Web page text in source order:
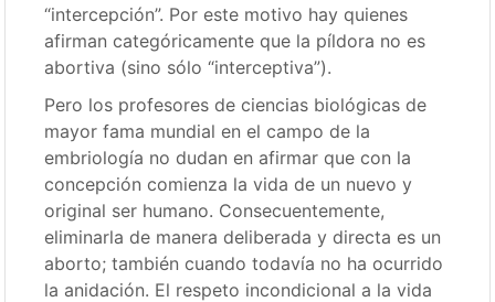
“intercepción”. Por este motivo hay quienes
afirman categóricamente que la píldora no es
abortiva (sino sólo “interceptiva”).
Pero los profesores de ciencias biológicas de
mayor fama mundial en el campo de la
embriología no dudan en afirmar que con la
concepción comienza la vida de un nuevo y
original ser humano. Consecuentemente,
eliminarla de manera deliberada y directa es un
aborto; también cuando todavía no ha ocurrido
la anidación. El respeto incondicional a la vida